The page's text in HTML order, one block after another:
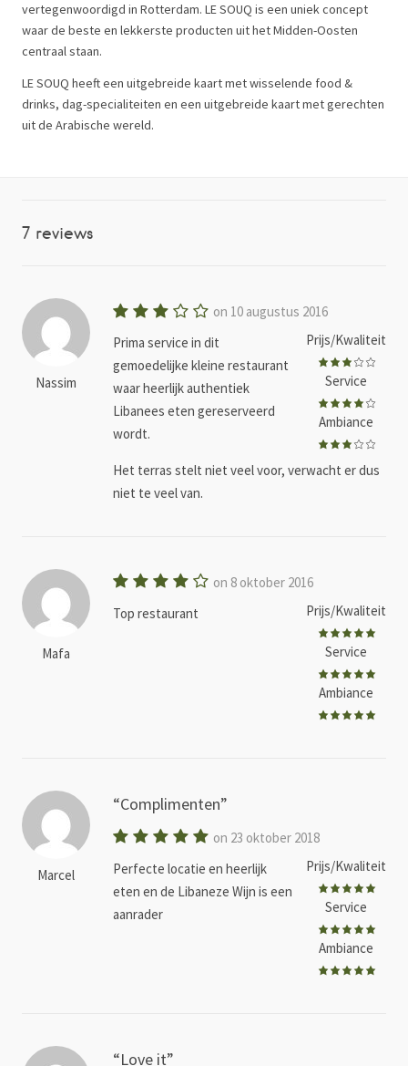
vertegenwoordigd in Rotterdam. LE SOUQ is een uniek concept
waar de beste en lekkerste producten uit het Midden-Oosten
centraal staan.
LE SOUQ heeft een uitgebreide kaart met wisselende food &
drinks, dag-specialiteiten en een uitgebreide kaart met gerechten
uit de Arabische wereld.
7 reviews
Nassim
on 10 augustus 2016
Prijs/Kwaliteit
Service
Ambiance
Prima service in dit
gemoedelijke kleine restaurant
waar heerlijk authentiek
Libanees eten gereserveerd
wordt.
Het terras stelt niet veel voor, verwacht er dus
niet te veel van.
Mafa
on 8 oktober 2016
Prijs/Kwaliteit
Service
Ambiance
Top restaurant
Marcel
Complimenten
on 23 oktober 2018
Prijs/Kwaliteit
Service
Ambiance
Perfecte locatie en heerlijk
eten en de Libaneze Wijn is een
aanrader
Love it